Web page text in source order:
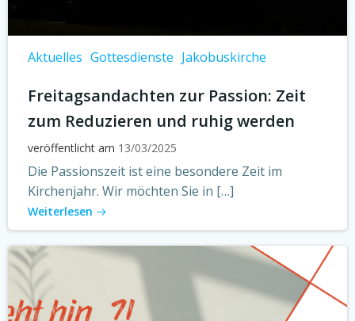
Aktuelles Gottesdienste Jakobuskirche
Freitagsandachten zur Passion: Zeit
zum Reduzieren und ruhig werden
veröffentlicht am 13/03/2025
Die Passionszeit ist eine besondere Zeit im
Kirchenjahr. Wir möchten Sie in […]
Weiterlesen